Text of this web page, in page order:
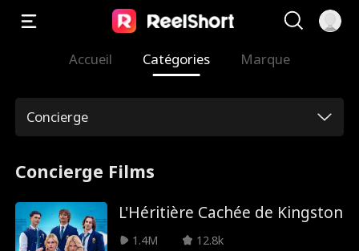
Accueil Catégories Marque
Concierge
Concierge Films
L'Héritière Cachée de Kingston
1.4M
12.8k